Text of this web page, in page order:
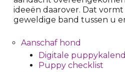
ideeën daarover. Dat vormt
geweldige band tussen u
Aanschaf hond
Digitale
Puppy checklist